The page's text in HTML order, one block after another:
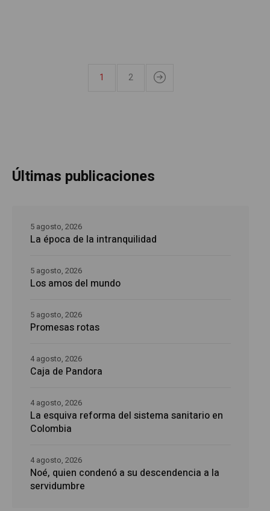
1 2
Últimas publicaciones
La época de la intranquilidad
5 agosto, 2026
Los amos del mundo
5 agosto, 2026
Promesas rotas
5 agosto, 2026
Caja de Pandora
4 agosto, 2026
La esquiva reforma del sistema sanitario en
Colombia
4 agosto, 2026
Noé, quien condenó a su descendencia a la
servidumbre
4 agosto, 2026